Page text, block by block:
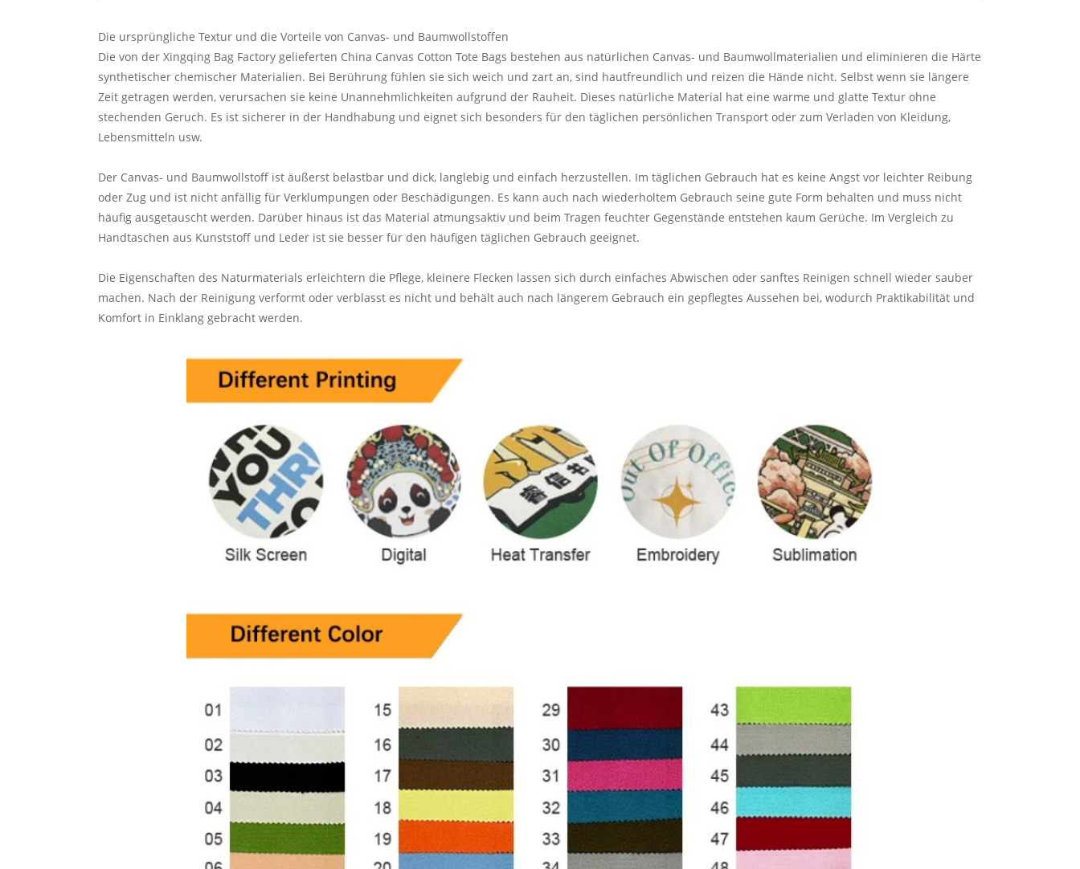
Die ursprüngliche Textur und die Vorteile von Canvas- und Baumwollstoffen
Die von der Xingqing Bag Factory gelieferten China Canvas Cotton Tote Bags bestehen aus natürlichen Canvas- und Baumwollmaterialien und eliminieren die Härte
synthetischer chemischer Materialien. Bei Berührung fühlen sie sich weich und zart an, sind hautfreundlich und reizen die Hände nicht. Selbst wenn sie längere
Zeit getragen werden, verursachen sie keine Unannehmlichkeiten aufgrund der Rauheit. Dieses natürliche Material hat eine warme und glatte Textur ohne
stechenden Geruch. Es ist sicherer in der Handhabung und eignet sich besonders für den täglichen persönlichen Transport oder zum Verladen von Kleidung,
Lebensmitteln usw.
Der Canvas- und Baumwollstoff ist äußerst belastbar und dick, langlebig und einfach herzustellen. Im täglichen Gebrauch hat es keine Angst vor leichter Reibung
oder Zug und ist nicht anfällig für Verklumpungen oder Beschädigungen. Es kann auch nach wiederholtem Gebrauch seine gute Form behalten und muss nicht
häufig ausgetauscht werden. Darüber hinaus ist das Material atmungsaktiv und beim Tragen feuchter Gegenstände entstehen kaum Gerüche. Im Vergleich zu
Handtaschen aus Kunststoff und Leder ist sie besser für den häufigen täglichen Gebrauch geeignet.
Die Eigenschaften des Naturmaterials erleichtern die Pflege, kleinere Flecken lassen sich durch einfaches Abwischen oder sanftes Reinigen schnell wieder sauber
machen. Nach der Reinigung verformt oder verblasst es nicht und behält auch nach längerem Gebrauch ein gepflegtes Aussehen bei, wodurch Praktikabilität und
Komfort in Einklang gebracht werden.